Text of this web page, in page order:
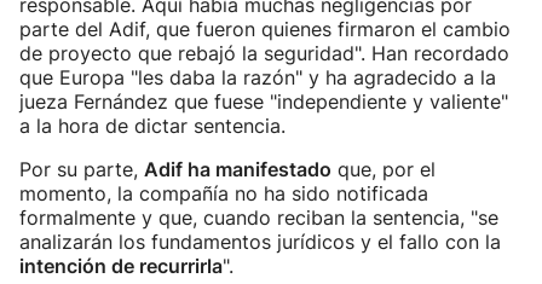
responsable. Aquí había muchas negligencias por
parte del Adif, que fueron quienes firmaron el cambio
de proyecto que rebajó la seguridad". Han recordado
que Europa "les daba la razón" y ha agradecido a la
jueza Fernández que fuese "independiente y valiente"
a la hora de dictar sentencia.
Por su parte, Adif ha manifestado que, por el
momento, la compañía no ha sido notificada
formalmente y que, cuando reciban la sentencia, "se
analizarán los fundamentos jurídicos y el fallo con la
intención de recurrirla".